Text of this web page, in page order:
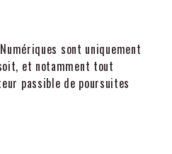
sont uniquement
et notamment tout
passible de poursuites